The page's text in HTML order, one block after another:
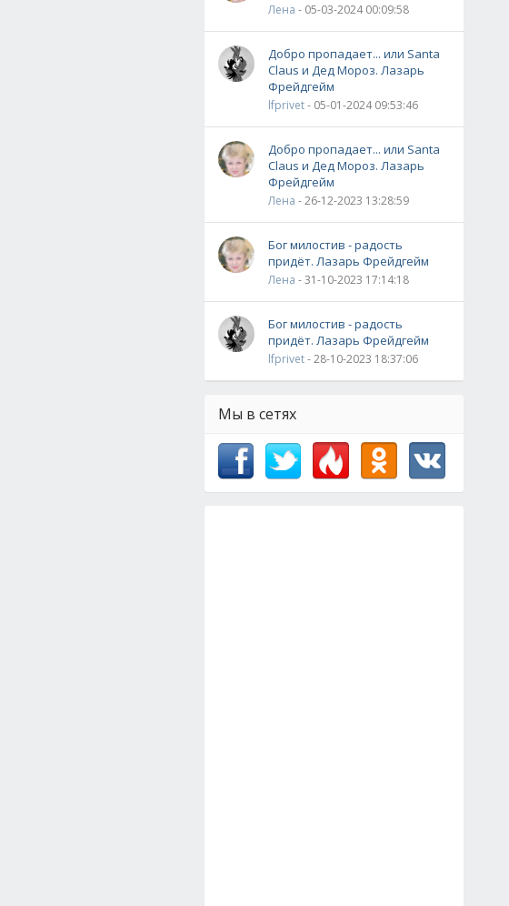
Лена - 05-03-2024 00:09:58
Добро пропадает... или Santa
Claus и Дед Мороз. Лазарь
Фрейдгейм
lfprivet- 05-01-2024 09:53:46
Добро пропадает... или Santa
Claus и Дед Мороз. Лазарь
Фрейдгейм
Лена - 26-12-2023 13:28:59
Бог милостив - радость
придёт. Лазарь Фрейдгейм
Лена - 31-10-2023 17:14:18
Бог милостив - радость
придёт. Лазарь Фрейдгейм
lfprivet- 28-10-2023 18:37:06
Мы в сетях